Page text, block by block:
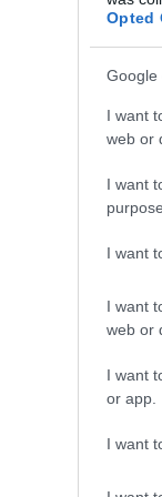
Opted
Google
I want
web or
I want
I want
I want
web or
I want
or app.
I want